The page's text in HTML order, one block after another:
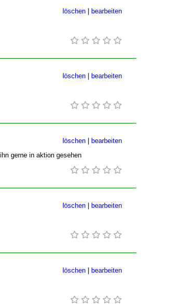
bearbeiten
löschen
bearbeiten
löschen
bearbeiten
löschen
gerne in aktion gesehen
bearbeiten
löschen
bearbeiten
löschen